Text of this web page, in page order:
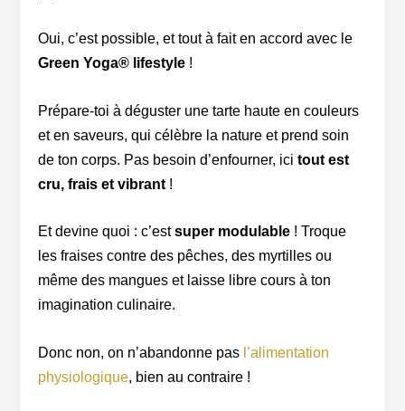
Oui, c’est possible, et tout à fait en accord avec le
Green Yoga® lifestyle !
Prépare-toi à déguster une tarte haute en couleurs
et en saveurs, qui célèbre la nature et prend soin
de ton corps. Pas besoin d’enfourner, icitout est
cru, frais et vibrant !
Et devine quoi : c’estsuper modulable ! Troque
les fraises contre des pêches, des myrtilles ou
même des mangues et laisse libre cours à ton
imagination culinaire.
Donc non, on n’abandonne pas l’alimentation
physiologique, bien au contraire !